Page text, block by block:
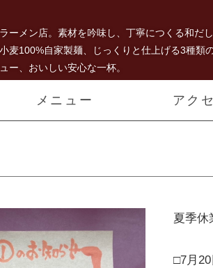
ーメン店。素材を吟味し、丁寧につくる和だ
麦100%自家製麺、じっくりと仕上げる3種類
ー、おいしい安心な一杯。
メニュー アク
夏季
□7月